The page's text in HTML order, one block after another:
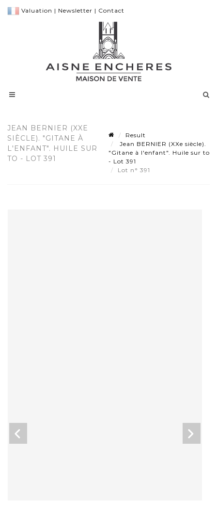
Valuation | Newsletter | Contact
JEAN BERNIER (XXE
SIÈCLE). "GITANE À
L'ENFANT". HUILE SUR
TO - LOT 391
Result
Jean BERNIER (XXe siècle).
"Gitane à l'enfant". Huile sur to
- Lot 391
Lot n° 391